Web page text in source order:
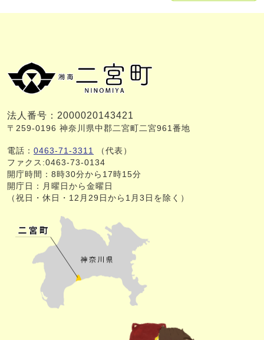
法人番号：2000020143421
〒259-0196 神奈川県中郡二宮町二宮961番地
電話： 0463-71-3311
（代表）
ファクス:0463-73-0134
開庁時間：8時30分から17時15分
開庁日：月曜日から金曜日
（祝日・休日・12月29日から1月3日を除く）